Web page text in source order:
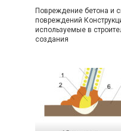
Повреждение бетона и
повреждений
используемые в
создания